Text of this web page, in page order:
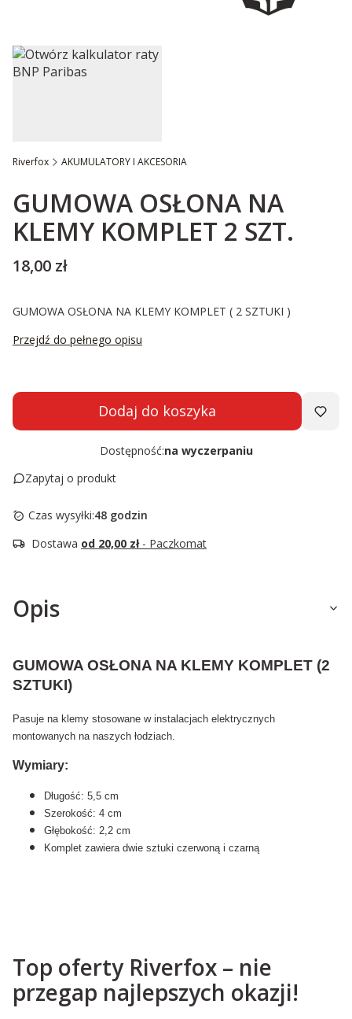
Riverfox AKUMULATORY I AKCESORIA
GUMOWA OSŁONA NA
KLEMY KOMPLET 2 SZT.
Cena
18,00 zł
GUMOWA OSŁONA NA KLEMY KOMPLET ( 2 SZTUKI )
Przejdź do pełnego opisu
Dodaj do koszyka
Dostępność:na wyczerpaniu
Zapytaj o produkt
Czas wysyłki:48 godzin
Dostawa od 20,00 zł - Paczkomat
Opis
GUMOWA OSŁONA NA KLEMY KOMPLET (2
SZTUKI)
Pasuje na klemy stosowane w instalacjach elektrycznych
montowanych na naszych łodziach.
Wymiary:
Długość: 5,5 cm
Szerokość: 4 cm
Głębokość: 2,2 cm
Komplet zawiera dwie sztuki czerwoną i czarną
Top oferty Riverfox – nie
przegap najlepszych okazji!